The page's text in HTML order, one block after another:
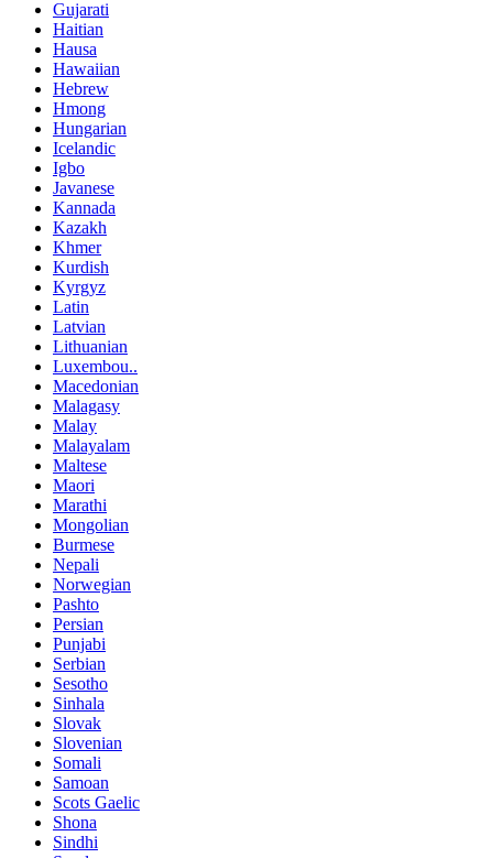
Gujarati
Haitian
Hausa
Hawaiian
Hebrew
Hmong
Hungarian
Icelandic
Igbo
Javanese
Kannada
Kazakh
Khmer
Kurdish
Kyrgyz
Latin
Latvian
Lithuanian
Luxembou..
Macedonian
Malagasy
Malay
Malayalam
Maltese
Maori
Marathi
Mongolian
Burmese
Nepali
Norwegian
Pashto
Persian
Punjabi
Serbian
Sesotho
Sinhala
Slovak
Slovenian
Somali
Samoan
Scots Gaelic
Shona
Sindhi